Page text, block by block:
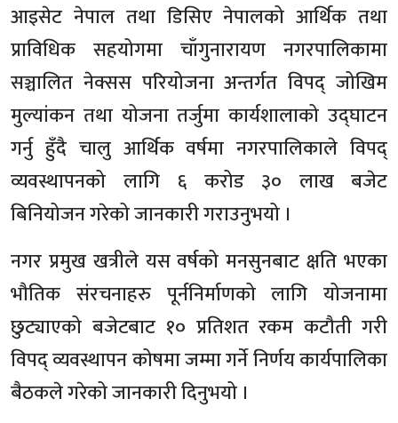
आइसेट नेपाल तथा डिसिए नेपालको आर्थिक तथा
प्राविधिक सहयोगमा चाँगुनारायण नगरपालिकामा
सञ्चालित नेक्सस परियोजना अन्तर्गत विपद् जोखिम
मुल्यांकन तथा योजना तर्जुमा कार्यशालाको उद्घाटन
गर्नु हुँदै चालु आर्थिक वर्षमा नगरपालिकाले विपद्
व्यवस्थापनको लागि ६ करोड ३० लाख बजेट
बिनियोजन गरेको जानकारी गराउनुभयो ।
नगर प्रमुख खत्रीले यस वर्षको मनसुनबाट क्षति भएका
भौतिक संरचनाहरु पूर्ननिर्माणको लागि योजनामा
छुट्याएको बजेटबाट १० प्रतिशत रकम कटौती गरी
विपद् व्यवस्थापन कोषमा जम्मा गर्ने निर्णय कार्यपालिका
बैठकले गरेको जानकारी दिनुभयो ।